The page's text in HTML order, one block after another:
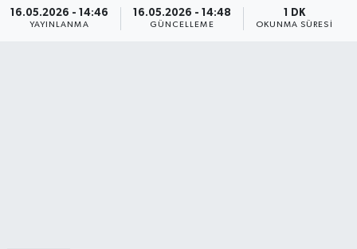
16.05.2026 - 14:46
YAYINLANMA
16.05.2026 - 14:48
GÜNCELLEME
1 DK
OKUNMA SÜRESI
Ekonomi
Son Dakika Haberleri